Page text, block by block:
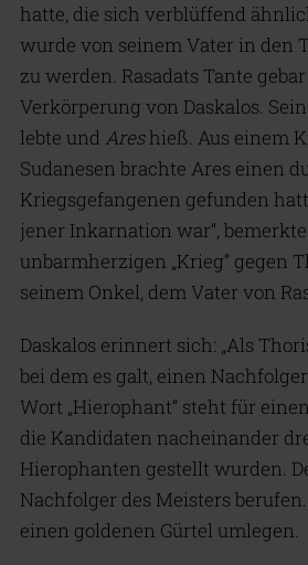
hatte, die sich verblüffend
wurde von seinem Vater in den
zu werden. Rasadats Tante
Verkörperung von Daskalos.
lebte und Areshieß. Aus einem
Sudanesen brachte Ares einen
Kriegsgefangenen gefunden
jener Inkarnation war“,
unbarmherzigen „Krieg“ gegen
seinem Onkel, dem Vater von
Daskalos erinnert sich: „Als
bei dem es galt, einen
Wort „Hierophant“ steht für
die Kandidaten nacheinander
Hierophanten gestellt wurden.
Nachfolger des Meisters
einen goldenen Gürtel umlegen.